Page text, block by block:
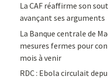
La CAF réaffirme son
avançant ses arguments
La Banque centrale de
mesures fermes pour
mois à venir
RDC : Ebola circulait